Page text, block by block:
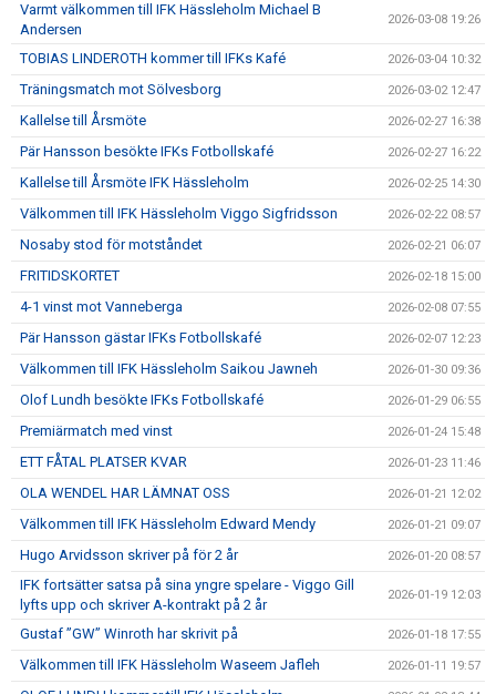
Varmt välkommen till IFK Hässleholm Michael B
Andersen
2026-03-08 19:26
TOBIAS LINDEROTH kommer till IFKs Kafé 2026-03-04 10:32
Träningsmatch mot Sölvesborg 2026-03-02 12:47
Kallelse till Årsmöte 2026-02-27 16:38
Pär Hansson besökte IFKs Fotbollskafé 2026-02-27 16:22
Kallelse till Årsmöte IFK Hässleholm 2026-02-25 14:30
Välkommen till IFK Hässleholm Viggo Sigfridsson 2026-02-22 08:57
Nosaby stod för motståndet 2026-02-21 06:07
FRITIDSKORTET 2026-02-18 15:00
4-1 vinst mot Vanneberga 2026-02-08 07:55
Pär Hansson gästar IFKs Fotbollskafé 2026-02-07 12:23
Välkommen till IFK Hässleholm Saikou Jawneh 2026-01-30 09:36
Olof Lundh besökte IFKs Fotbollskafé 2026-01-29 06:55
Premiärmatch med vinst 2026-01-24 15:48
ETT FÅTAL PLATSER KVAR 2026-01-23 11:46
OLA WENDEL HAR LÄMNAT OSS 2026-01-21 12:02
Välkommen till IFK Hässleholm Edward Mendy 2026-01-21 09:07
Hugo Arvidsson skriver på för 2 år 2026-01-20 08:57
IFK fortsätter satsa på sina yngre spelare - Viggo Gill
lyfts upp och skriver A-kontrakt på 2 år
2026-01-19 12:03
Gustaf ”GW” Winroth har skrivit på 2026-01-18 17:55
Välkommen till IFK Hässleholm Waseem Jafleh 2026-01-11 19:57